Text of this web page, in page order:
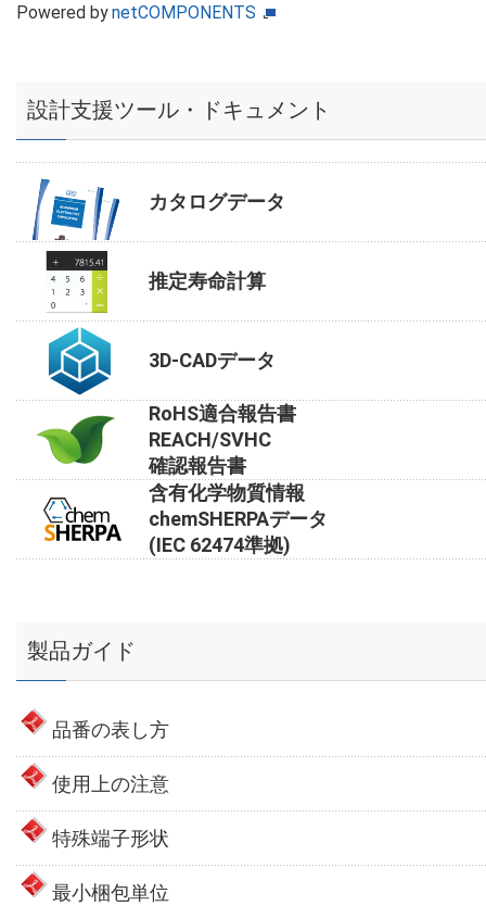
Powered bynetCOMPONENTS
設計支援ツール・ドキュメント
カタログデータ
推定寿命計算
3D-CADデータ
RoHS適合報告書
REACH/SVHC
確認報告書
含有化学物質情報
chemSHERPAデータ
(IEC 62474準拠)
製品ガイド
品番の表し方
使用上の注意
特殊端子形状
最小梱包単位